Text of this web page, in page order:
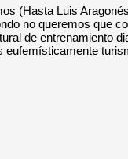
(Hasta Luis
no queremos que
de entrenamiento